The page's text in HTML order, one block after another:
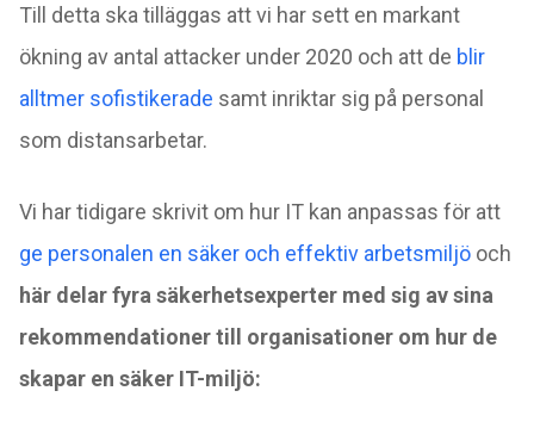
Till detta ska tilläggas att vi har sett en markant
ökning av antal attacker under 2020 och att de blir
alltmer sofistikerade samt inriktar sig på personal
som distansarbetar.
Vi har tidigare skrivit om hur IT kan anpassas för att
ge personalen en säker och effektiv arbetsmiljö och
här delar fyra säkerhetsexperter med sig av sina
rekommendationer till organisationer om hur de
skapar en säker IT-miljö: